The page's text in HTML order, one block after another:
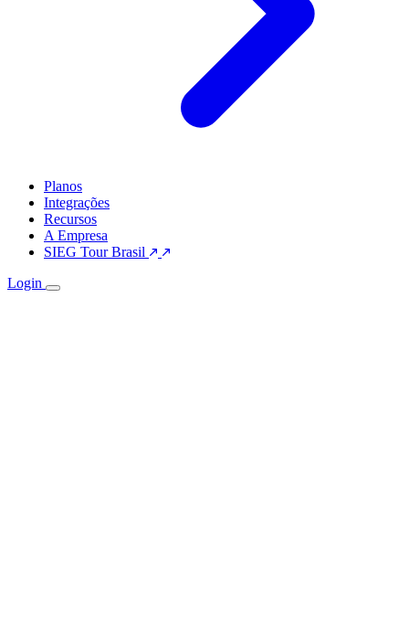
Planos
Integrações
Recursos
A Empresa
SIEG Tour Brasil
Login